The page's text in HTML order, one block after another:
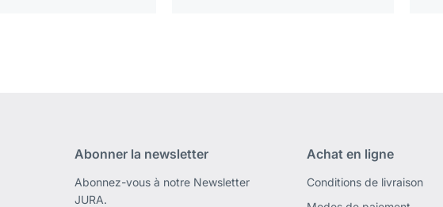
Abonner la newsletter
Abonnez-vous à notre Newsletter
JURA.
Achat en ligne
Conditions de livraison